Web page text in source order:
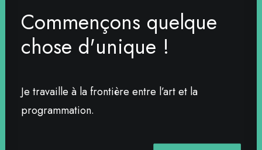
Commençons quelque
chose d'unique !
Je travaille à la frontière entre l’art et la
programmation.